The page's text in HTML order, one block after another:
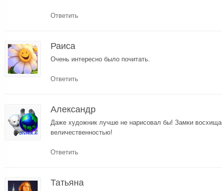
Ответить
Раиса
Очень интересно было почитать.
Ответить
Александр
Даже художник лучше не нарисовал бы! Замки
величественностью!
Ответить
Татьяна